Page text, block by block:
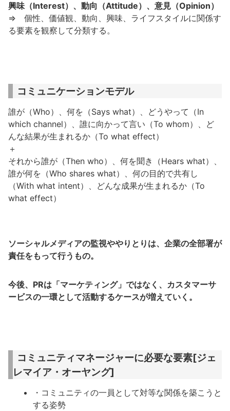
興味（Interest）、動向（Attitude）、意見（Opinion）
⇒ 個性、価値観、動向、興味、ライフスタイルに関係す
る要素を観察して分類する。
コミュニケーションモデル
誰が（Who）、何を（Says what）、どうやって（In
which channel）、誰に向かって言い（To whom）、ど
んな結果が生まれるか（To what effect）
＋
それから誰が（Then who）、何を聞き（Hears what）、
誰が何を（Who shares what）、何の目的で共有し
（With what intent）、どんな成果が生まれるか（To
what effect）
ソーシャルメディアの監視ややりとりは、企業の全部署が
責任をもって行うもの。
今後、PRは「マーケティング」ではなく、カスタマーサ
ービスの一環として活動するケースが増えていく。
コミュニティマネージャーに必要な要素[ジェ
レマイア・オーヤング]
・コミュニティの一員として対等な関係を築こうと
する姿勢